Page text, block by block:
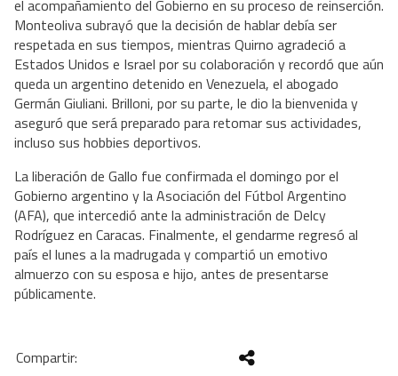
el acompañamiento del Gobierno en su proceso de reinserción.
Monteoliva subrayó que la decisión de hablar debía ser
respetada en sus tiempos, mientras Quirno agradeció a
Estados Unidos e Israel por su colaboración y recordó que aún
queda un argentino detenido en Venezuela, el abogado
Germán Giuliani. Brilloni, por su parte, le dio la bienvenida y
aseguró que será preparado para retomar sus actividades,
incluso sus hobbies deportivos.
La liberación de Gallo fue confirmada el domingo por el
Gobierno argentino y la Asociación del Fútbol Argentino
(AFA), que intercedió ante la administración de Delcy
Rodríguez en Caracas. Finalmente, el gendarme regresó al
país el lunes a la madrugada y compartió un emotivo
almuerzo con su esposa e hijo, antes de presentarse
públicamente.